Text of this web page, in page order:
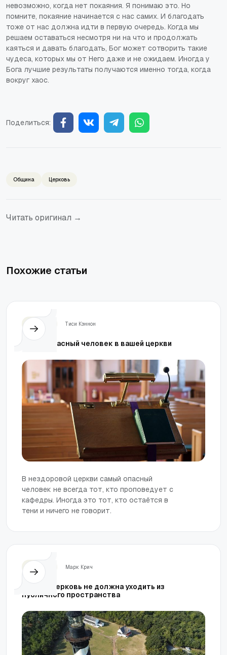
невозможно, когда нет покаяния. Я понимаю это. Но
помните, покаяние начинается с нас самих. И благодать
тоже от нас должна идти в первую очередь. Когда мы
решаем оставаться несмотря ни на что и продолжать
каяться и давать благодать, Бог может сотворить такие
чудеса, которых мы от Него даже и не ожидаем. Иногда у
Бога лучшие результаты получаются именно тогда, когда
вокруг хаос.
Поделиться:
Община Церковь
Читать оригинал →
Похожие статьи
Тиси Кэннон
Самый опасный человек в вашей церкви
В нездоровой церкви самый опасный
человек не всегда тот, кто проповедует с
кафедры. Иногда это тот, кто остаётся в
тени и ничего не говорит.
Марк Крич
Почему церковь не должна уходить из
публичного пространства